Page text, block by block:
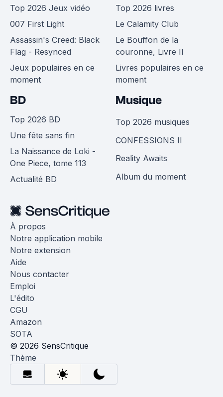
Top 2026 Jeux vidéo
007 First Light
Assassin's Creed: Black
Flag - Resynced
Jeux populaires en ce
moment
Top 2026 livres
Le Calamity Club
Le Bouffon de la
couronne, Livre II
Livres populaires en ce
moment
BD
Top 2026 BD
Une fête sans fin
La Naissance de Loki -
One Piece, tome 113
Actualité BD
Musique
Top 2026 musiques
CONFESSIONS II
Reality Awaits
Album du moment
À propos
Notre application mobile
Notre extension
Aide
Nous contacter
Emploi
L'édito
CGU
Amazon
SOTA
© 2026 SensCritique
Thème